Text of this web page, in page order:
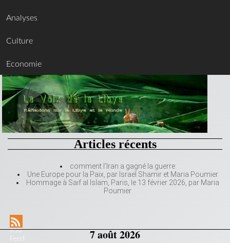
Analyses
Culture
Economie
Articles récents
comment l’Iran a gagné la guerre
Une Europe pour la Paix, par Israël Shamir et Maria Poumier
Hommage à Saif al Islam, Paris, le 13 février 2026, par Maria
Poumier
RSS
7 août 2026